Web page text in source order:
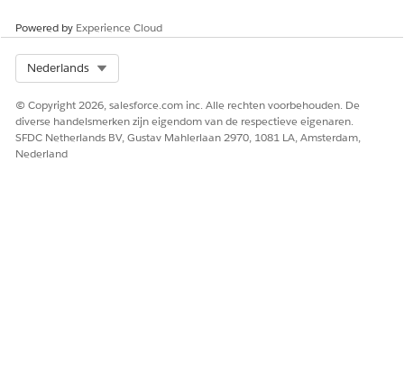
Powered by Experience Cloud
Nederlands
© Copyright 2026, salesforce.com inc. Alle rechten voorbehouden. De
diverse handelsmerken zijn eigendom van de respectieve eigenaren.
SFDC Netherlands BV, Gustav Mahlerlaan 2970, 1081 LA, Amsterdam,
Nederland